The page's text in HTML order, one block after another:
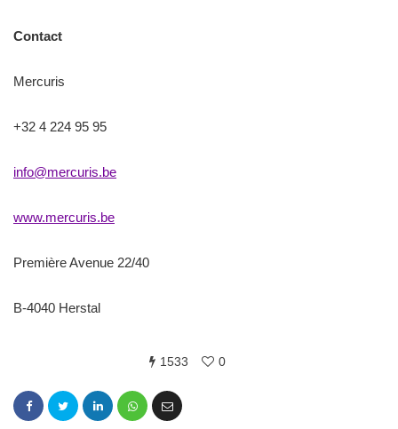
Contact
Mercuris
+32 4 224 95 95
info@mercuris.be
www.mercuris.be
Première Avenue 22/40
B-4040 Herstal
1533 0